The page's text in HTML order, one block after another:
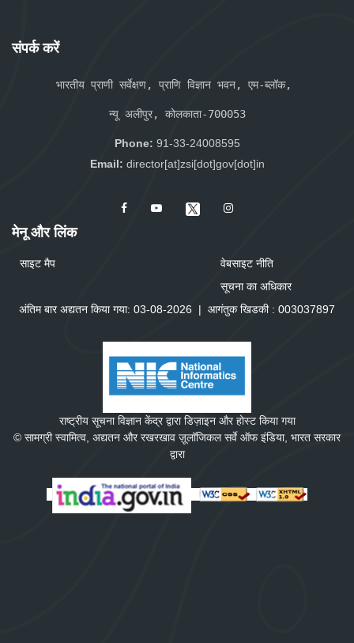
संपर्क करें
भारतीय प्राणी सर्वेक्षण, प्राणि विज्ञान भवन, एम-ब्लॉक,
न्यू अलीपुर, कोलकाता-700053
Phone: 91-33-24008595
Email: director[at]zsi[dot]gov[dot]in
मेनू और लिंक
साइट मैप
वेबसाइट नीति
सूचना का अधिकार
अंतिम बार अद्यतन किया गया: 03-08-2026
| आगंतुक खिडकी : 003037897
राष्ट्रीय सूचना विज्ञान केंद्र द्वारा डिज़ाइन और होस्ट किया गया
© सामग्री स्वामित्व, अद्यतन और रखरखाव ज़ूलॉजिकल सर्वे ऑफ इंडिया, भारत सरकार
द्वारा